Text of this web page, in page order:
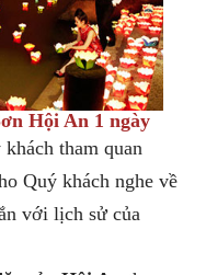
Hội An 1 ngày
tham quan
Quý khách nghe về
với lịch sử của